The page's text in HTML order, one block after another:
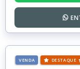
VENDA DESTAQUE